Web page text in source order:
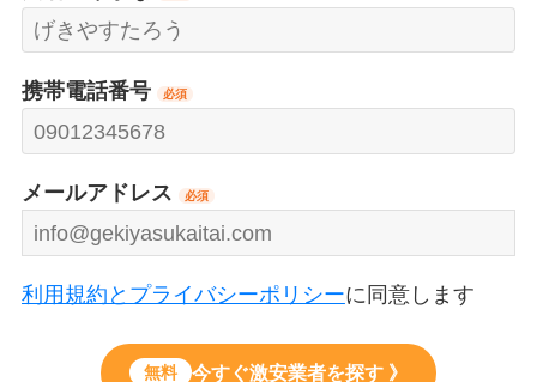
携帯電話番号 必須
メールアドレス 必須
利用規約とプライバシーポリシーに同意します
無料 今すぐ激安業者を探す 》